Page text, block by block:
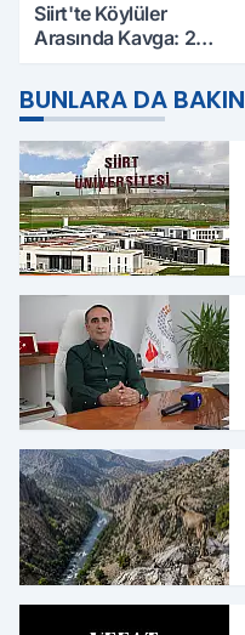
Siirt'te Köylüler
Arasında Kavga: 2
Ağır
BUNLARA DA BAKIN